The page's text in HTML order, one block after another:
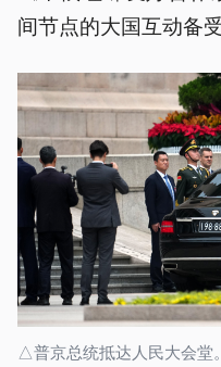
间节点的大国互动备受
△普京总统抵达人民大会堂